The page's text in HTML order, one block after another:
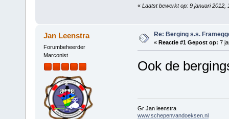
« Laatst bewerkt op: 9 januari 2012,
Jan Leenstra
Forumbeheerder
Marconist
Re: Berging s.s.
« Reactie #1 Gepost op: 7
Ook de
Gr Jan leenstra
www.schepenvandoeksen.nl